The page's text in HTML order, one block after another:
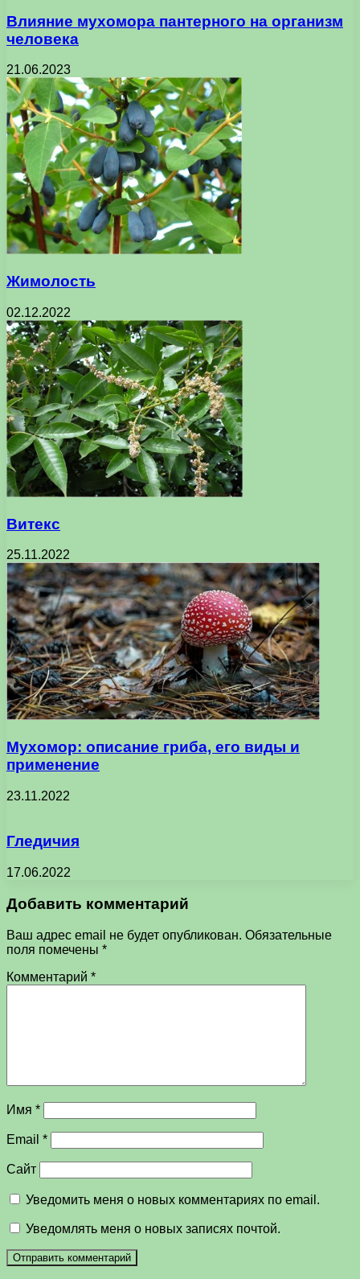
Влияние мухомора пантерного на организм
человека
21.06.2023
Жимолость
02.12.2022
Витекс
25.11.2022
Мухомор: описание гриба, его виды и
применение
23.11.2022
Гледичия
17.06.2022
Добавить комментарий
Ваш адрес email не будет опубликован. Обязательные
поля помечены *
Комментарий *
Имя *
Email *
Сайт
Уведомить меня о новых комментариях по email.
Уведомлять меня о новых записях почтой.